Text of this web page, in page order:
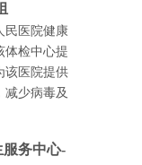
民医院健康
体检中心提
该医院提供
减少病毒及
务中心-